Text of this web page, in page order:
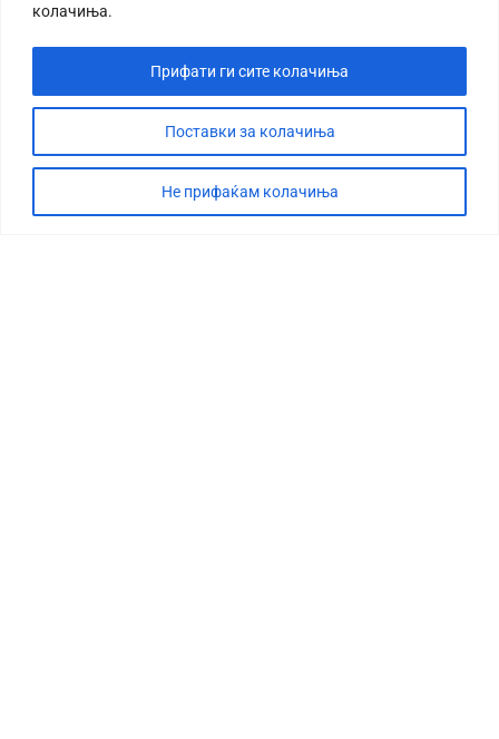
колачиња.
Поставки за колачиња
Не прифаќам колачиња
Прифати ги сите колачиња